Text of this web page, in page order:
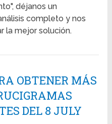
déjanos un
completo y nos
la mejor solución.
OBTENER MÁS
DEL 8 JULY